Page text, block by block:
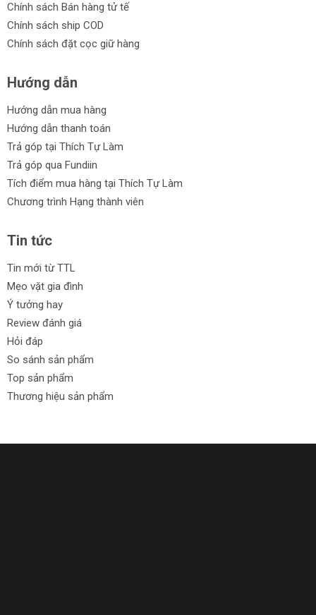
Chính sách Bán hàng tử tế
Chính sách ship COD
Chính sách đặt cọc giữ hàng
Hướng dẫn
Hướng dẫn mua hàng
Hướng dẫn thanh toán
Trả góp tại Thích Tự Làm
Trả góp qua Fundiin
Tích điểm mua hàng tại Thích Tự Làm
Chương trình Hạng thành viên
Tin tức
Tin mới từ TTL
Mẹo vặt gia đình
Ý tưởng hay
Review đánh giá
Hỏi đáp
So sánh sản phẩm
Top sản phẩm
Thương hiệu sản phẩm